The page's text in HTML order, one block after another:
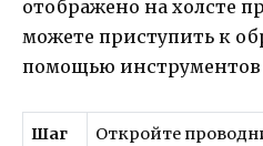
отображено на холсте
можете приступить к
помощью инструментов
Шаг
Откройте